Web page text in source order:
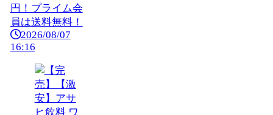
円！プライム会
員は送料無料！
2026/08/07
16:16